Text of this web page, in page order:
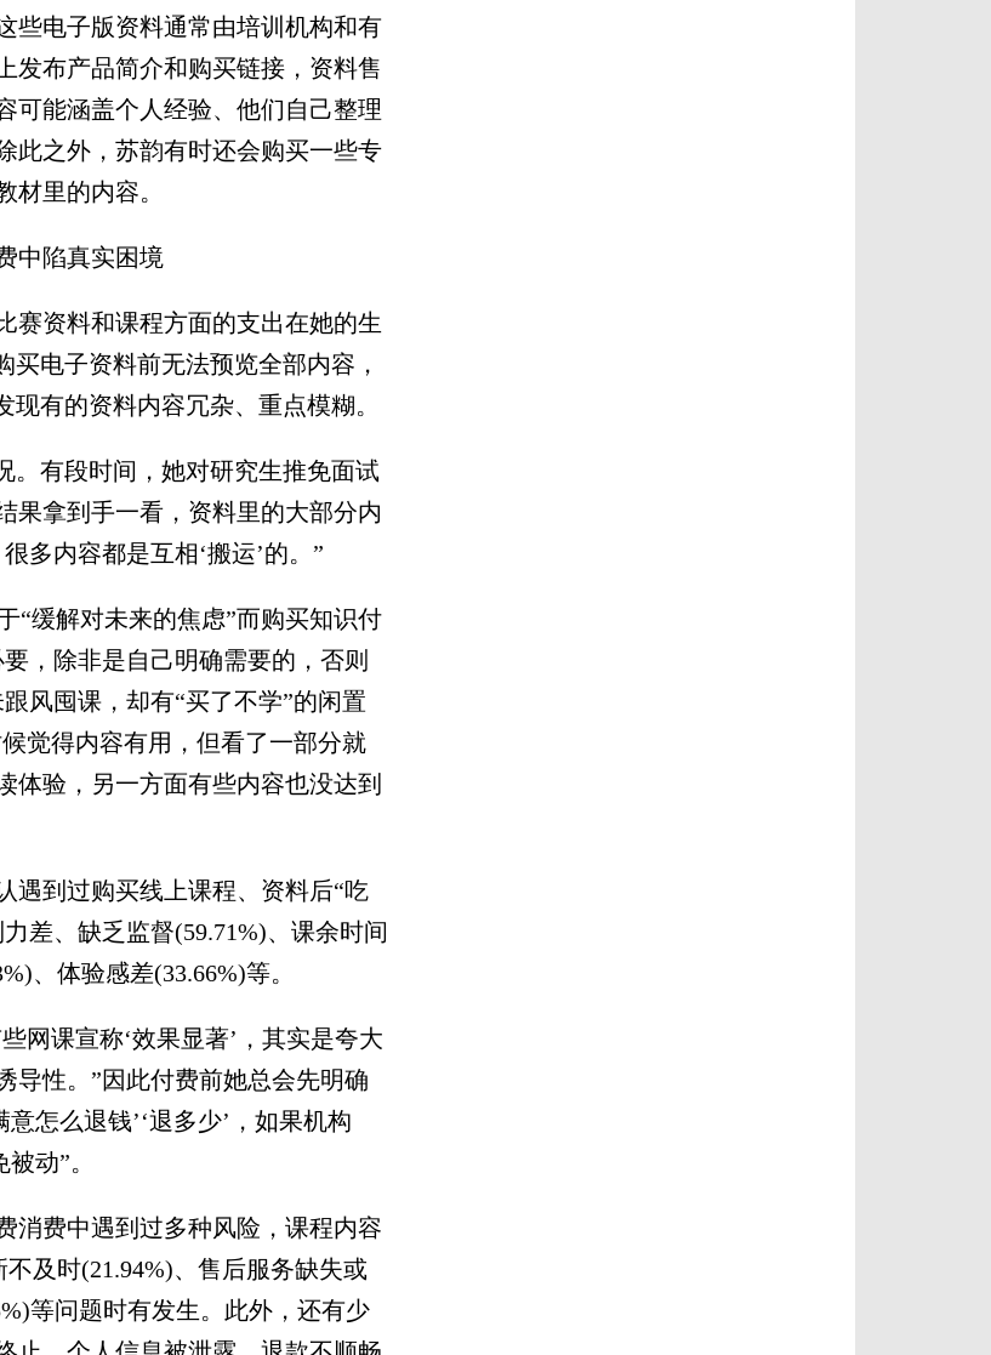
些电子版资料通常由培训机构和有
发布产品简介和购买链接，资料售
可能涵盖个人经验、他们自己整理
此之外，苏韵有时还会购买一些专
材里的内容。
陷真实困境
资料和课程方面的支出在她的生
电子资料前无法预览全部内容，
有的资料内容冗杂、重点模糊。
有段时间，她对研究生推免面试
果拿到手一看，资料里的大部分内
多内容都是互相‘搬运’的。”
缓解对未来的焦虑”而购买知识付
，除非是自己明确需要的，否则
风囤课，却有“买了不学”的闲置
觉得内容有用，但看了一部分就
体验，另一方面有些内容也没达到
到过购买线上课程、资料后“吃
差、缺乏监督(59.71%)、课余时间
、体验感差(33.66%)等。
课宣称‘效果显著’，其实是夸大
导性。”因此付费前她总会先明确
怎么退钱’‘退多少’，如果机构
动”。
费中遇到过多种风险，课程内容
及时(21.94%)、售后服务缺失或
等问题时有发生。此外，还有少